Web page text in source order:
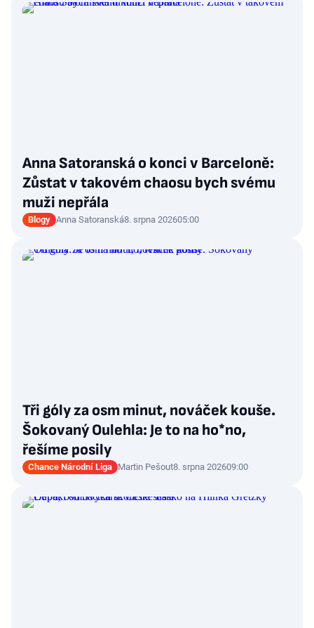
Anna Satoranská o konci v Barceloně:
Zůstat v takovém chaosu bych svému
muži nepřála
Blogy Anna Satoranská8. srpna 202605:00
Tři góly za osm minut, nováček kouše.
Šokovaný Oulehla: Je to na ho*no,
řešíme posily
Chance Národní Liga Martin Pešout8. srpna 202609:00